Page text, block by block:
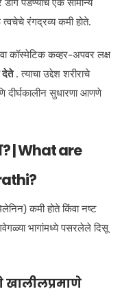
रंगद्रव्य कमी होते.
कॉस्मेटिक कव्हर-अपवर लक्ष
देते. त्याचा उद्देश शरीराचे
दीर्घकालीन सुधारणा आणणे
| What are
कमी होते किंवा नष्ट
भागांमध्ये पसरलेले दिसू
खालीलप्रमाणे